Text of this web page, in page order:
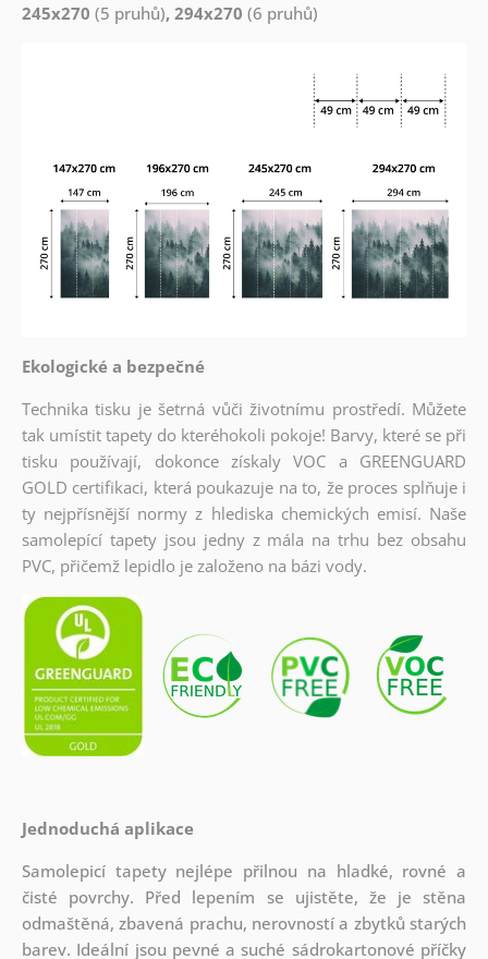
245x270 (5 pruhů), 294x270 (6 pruhů)
Ekologické a bezpečné
Technika tisku je šetrná vůči životnímu prostředí. Můžete
tak umístit tapety do kteréhokoli pokoje! Barvy, které se při
tisku používají, dokonce získaly VOC a GREENGUARD
GOLD certifikaci, která poukazuje na to, že proces splňuje i
ty nejpřísnější normy z hlediska chemických emisí. Naše
samolepící tapety jsou jedny z mála na trhu bez obsahu
PVC, přičemž lepidlo je založeno na bázi vody.
Jednoduchá aplikace
Samolepicí tapety nejlépe přilnou na hladké, rovné a
čisté povrchy. Před lepením se ujistěte, že je stěna
odmaštěná, zbavená prachu, nerovností a zbytků starých
barev. Ideální jsou pevné a suché sádrokartonové příčky